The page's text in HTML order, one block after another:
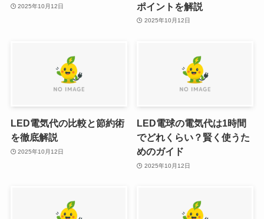
2025年10月12日
ポイントを解説
2025年10月12日
LED電気代の比較と節約術
を徹底解説
2025年10月12日
LED電球の電気代は1時間
でどれくらい？賢く使うた
めのガイド
2025年10月12日